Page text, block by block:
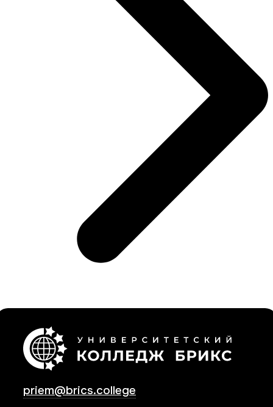
priem@brics.college